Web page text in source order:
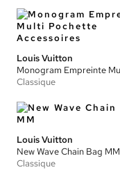
Louis Vuitton
Classique
Louis Vuitton
New Wave Chain Bag MM
Classique